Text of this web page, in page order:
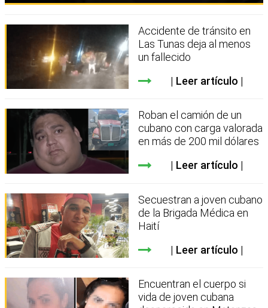
Accidente de tránsito en
Las Tunas deja al menos
un fallecido
Leer artículo
Roban el camión de un
cubano con carga valorada
en más de 200 mil dólares
Leer artículo
Secuestran a joven cubano
de la Brigada Médica en
Haití
Leer artículo
Encuentran el cuerpo si
vida de joven cubana